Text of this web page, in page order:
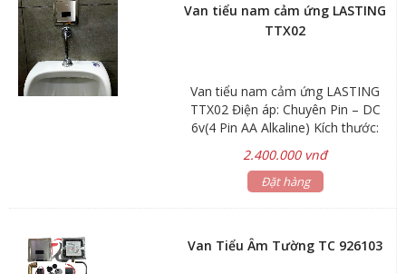
Van tiểu nam cảm ứng LASTING
TTX02
Van tiểu nam cảm ứng LASTING
TTX02 Điện áp: Chuyên Pin – DC
6v(4 Pin AA Alkaline) Kích thước:
kg Tuổi thọ pin: 100.000 lần sử dụng
Khoảng cách cảm ứng tối ưu: 30 –
2.400.000 vnđ
Đặt hàng
Van Tiểu Âm Tường TC 926103